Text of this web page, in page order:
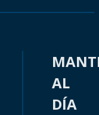
AL
DÍA